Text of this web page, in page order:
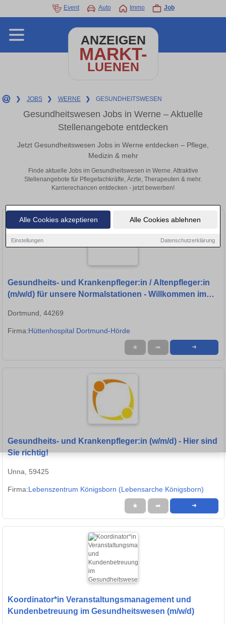
Alle Cookies akzeptieren Alle Cookies ablehnen
Einstellungen Datenschutzerklärung
Event Auto Immo Job
ANZEIGEN
MARKT-
LUENEN
❯ JOBS ❯ WERNE ❯ GESUNDHEITSWESEN
Gesundheitswesen Jobs in Werne – Aktuelle
Stellenangebote entdecken
Jetzt Gesundheitswesen Jobs in Werne entdecken – Pflege,
Medizin & mehr
Finde aktuelle Jobs im Gesundheitswesen in Werne. Attraktive
Stellenangebote für Pflegefachkräfte, Ärzte, Therapeuten & mehr.
Karrierechancen entdecken - jetzt bewerben!
Gesundheits- und Krankenpfleger:in / Altenpfleger:in
(m/w/d) für unsere Normalstationen - Willkommen im
Dortmund, 44269
Firma:Hüttenhospital Dortmund-Hörde
★ ➦ ➜
Gesundheits- und Krankenpfleger:in (w/m/d) - Hier sind
Sie richtig!
Unna, 59425
Firma:Lebenszentrum Königsborn (Lebensarche Königsborn)
★ ➦ ➜
Koordinator*in Veranstaltungsmanagement und
Kundenbetreuung im Gesundheitswesen (m/w/d)